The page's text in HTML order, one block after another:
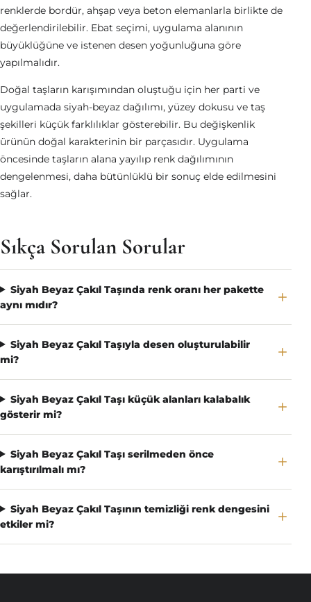
renklerde bordür, ahşap veya beton elemanlarla birlikte de
değerlendirilebilir. Ebat seçimi, uygulama alanının
büyüklüğüne ve istenen desen yoğunluğuna göre
yapılmalıdır.
Doğal taşların karışımından oluştuğu için her parti ve
uygulamada siyah-beyaz dağılımı, yüzey dokusu ve taş
şekilleri küçük farklılıklar gösterebilir. Bu değişkenlik
ürünün doğal karakterinin bir parçasıdır. Uygulama
öncesinde taşların alana yayılıp renk dağılımının
dengelenmesi, daha bütünlüklü bir sonuç elde edilmesini
sağlar.
Sıkça Sorulan Sorular
Siyah Beyaz Çakıl Taşında renk oranı her pakette
aynı mıdır?
Siyah Beyaz Çakıl Taşıyla desen oluşturulabilir
mi?
Siyah Beyaz Çakıl Taşı küçük alanları kalabalık
gösterir mi?
Siyah Beyaz Çakıl Taşı serilmeden önce
karıştırılmalı mı?
Siyah Beyaz Çakıl Taşının temizliği renk dengesini
etkiler mi?